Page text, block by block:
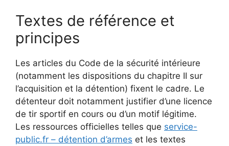
Textes de référence et
principes
Les articles du Code de la sécurité intérieure
(notamment les dispositions du chapitre II sur
l’acquisition et la détention) fixent le cadre. Le
détenteur doit notamment justifier d’une licence
de tir sportif en cours ou d’un motif légitime.
Les ressources officielles telles que service-
public.fr – détention d’armes et les textes